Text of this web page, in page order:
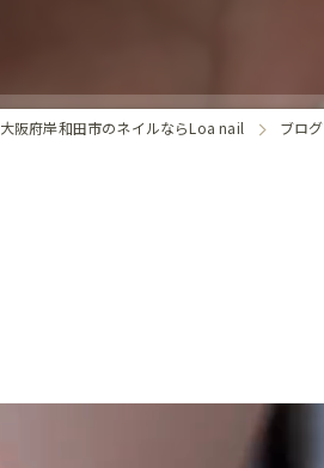
大阪府岸和田市のネイルならLoa nail ブログ